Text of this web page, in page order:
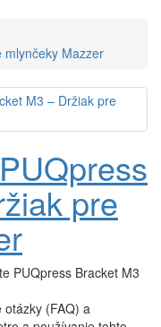
mlynčeky Mazzer
PUQpress
pre
PUQpress Bracket M3
otázky (FAQ) a